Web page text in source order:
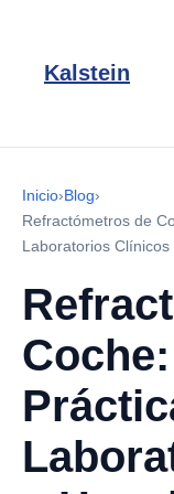
Kalstein
Inicio›Blog›
Refractómetros de
Laboratorios